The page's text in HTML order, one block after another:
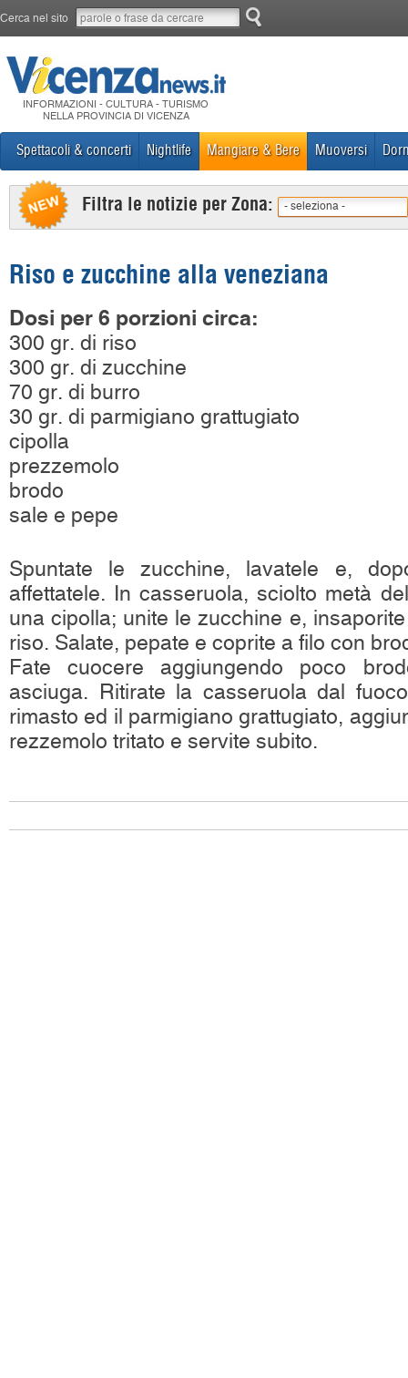
Cerca nel sito
INFORMAZIONI - CULTURA - TURISMO
NELLA PROVINCIA DI VICENZA
Spettacoli & concerti Nightlife Mangiare & Bere Muoversi
Filtra le notizie per Zona: - seleziona -
Riso e zucchine alla veneziana
Dosi per 6 porzioni circa:
300 gr. di riso
300 gr. di zucchine
70 gr. di burro
30 gr. di parmigiano grattugiato
cipolla
prezzemolo
brodo
sale e pepe
Spuntate le zucchine, lavatele e,
affettatele. In casseruola, sciolto metà
una cipolla; unite le zucchine e,
riso. Salate, pepate e coprite a filo con
Fate cuocere aggiungendo poco
asciuga. Ritirate la casseruola dal
rimasto ed il parmigiano grattugiato,
rezzemolo tritato e servite subito.